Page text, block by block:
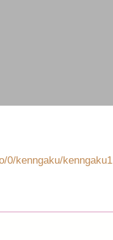
0/kenngaku/kenngaku1